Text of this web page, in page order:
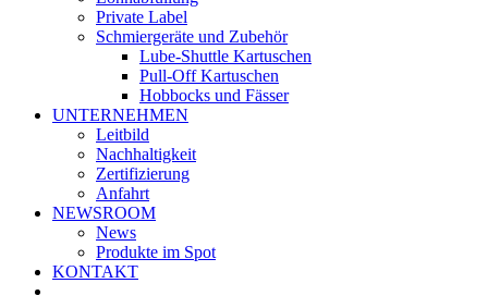
Private Label
Schmiergeräte und Zubehör
Lube-Shuttle Kartuschen
Pull-Off Kartuschen
Hobbocks und Fässer
UNTERNEHMEN
Leitbild
Nachhaltigkeit
Zertifizierung
Anfahrt
NEWSROOM
News
Produkte im Spot
KONTAKT